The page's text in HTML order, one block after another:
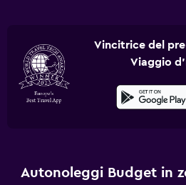
Vincitrice del
Viaggio
Autonoleggi Budget in